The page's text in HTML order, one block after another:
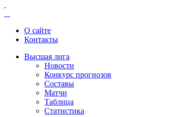
О сайте
Контакты
Высшая лига
Новости
Конкурс прогнозов
Составы
Матчи
Таблица
Статистика